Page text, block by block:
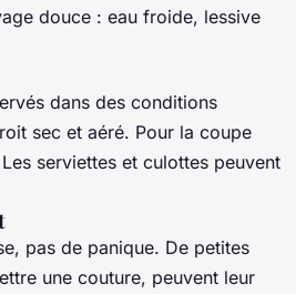
douce : eau froide, lessive
dans des conditions
sec et aéré. Pour la coupe
serviettes et culottes peuvent
pas de panique. De petites
une couture, peuvent leur